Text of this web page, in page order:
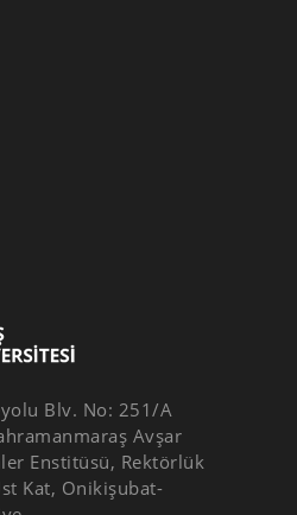
Blv. No: 251/A
Avşar
Enstitüsü, Rektörlük
Kat, Onikişubat-